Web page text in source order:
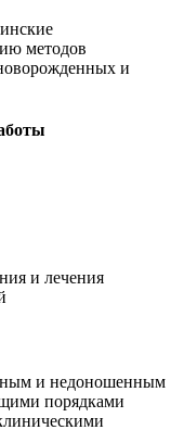
методов
и
и лечения
и недоношенным
порядками